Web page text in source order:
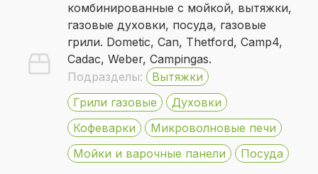
комбинированные с мойкой, вытяжки,
газовые духовки, посуда, газовые
грили. Dometic, Can, Thetford, Camp4,
Cadac, Weber, Campingas.
Подразделы:
Вытяжки
Грили газовые
Духовки
Кофеварки
Микроволновые печи
Мойки и варочные панели
Посуда